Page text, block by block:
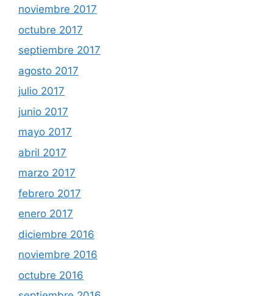
noviembre 2017
octubre 2017
septiembre 2017
agosto 2017
julio 2017
junio 2017
mayo 2017
abril 2017
marzo 2017
febrero 2017
enero 2017
diciembre 2016
noviembre 2016
octubre 2016